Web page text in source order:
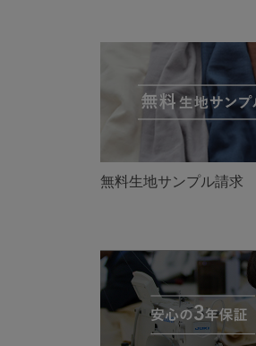
無料生地サンプル請求